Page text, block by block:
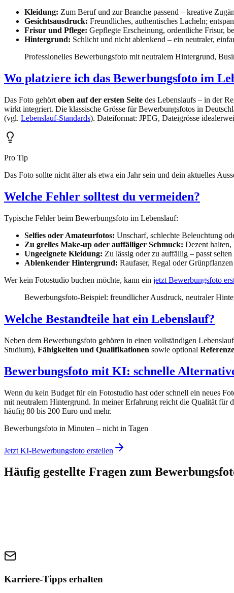
Kleidung: Zum Beruf und zur Branche passend – kreative
Gesichtsausdruck: Freundliches, authentisches Lacheln;
Frisur und Pflege: Gepflegte Erscheinung, ordentliche Frisur,
Hintergrund: Schlicht und nicht ablenkend – ein neutraler,
Professionelles Bewerbungsfoto mit neutralem Hintergrund,
Wo platziere ich das Bewerbungsfoto im
Das Foto gehört oben auf der ersten Seite des Lebenslaufs – in der
wirkt integriert. Die klassische Grösse für Bewerbungsfotos in
(vgl. Lebenslauf-Standards). Dateiformat: JPEG, Dateigrösse
Pro Tip
Das Foto sollte nicht älter als etwa ein Jahr sein und dein aktuelles
Welche Fehler solltest du vermeiden?
Typische Fehler beim Bewerbungsfoto im Lebenslauf:
Selfies oder Amateurfotos: Unscharf, schlechte Beleuchtung
Zu grelles Make-up oder auffälliger Schmuck: Dezent
Ungeeignete Kleidung: Zu lässig oder zu auffällig – passt
Ablenkender Hintergrund: Raufaser, Regal oder
Wer kein Fotostudio buchen möchte, kann ein jetzt Bewerbungsfoto
Bewerbungsfoto-Beispiel: freundlicher Ausdruck, neutraler
Welche Bestandteile hat ein Lebenslauf?
Neben dem Bewerbungsfoto gehören in einen vollständigen
Studium), Fähigkeiten und Qualifikationen sowie optional
Bewerbungsfoto mit KI: schnelle
Wenn du kein Budget für ein Fotostudio hast oder schnell ein neues
mit neutralem Hintergrund. In meiner Erfahrung reicht die Qualität für
häufig 80 bis 200 Euro und mehr.
Bewerbungsfoto in Minuten – nicht in Tagen
Jetzt KI-Bewerbungsfoto erstellen
Häufig gestellte Fragen zum
Karriere-Tipps erhalten